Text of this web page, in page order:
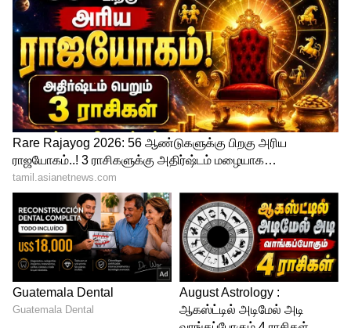
செய்திகளின்படி, ஒரு வழக்கறிஞர், எலான்
மஸ்கிற்கு எதிராக வழக்குத் தொடுத்த
எதிர்தரப்பினரின் வாதத்தை அடக்கும்
வகையில், தற்செயலாக "மிஸ்டர் ட்வீட்"
என்று அழைத்தார். இருப்பினும்,
தெரியாமல் அந்த பெயரை மாற்றி
சொல்லிவிட்டதாக உடனே எலான் மஸ்க்
என்று மாற்றிக்கொண்டார்.ஸ்ரீ
ஆனால் எலான் மஸ்க் அந்த பெயர் தனக்கு
ஒரு பொருத்தமான பெயராக இருக்கும்
என்று கருதினார். பின்னர், அவருக்கு
நெருக்கமானவர்களும் அதையே
விரும்பியதால், எலான் மஸ்க் என்ற பெயரை